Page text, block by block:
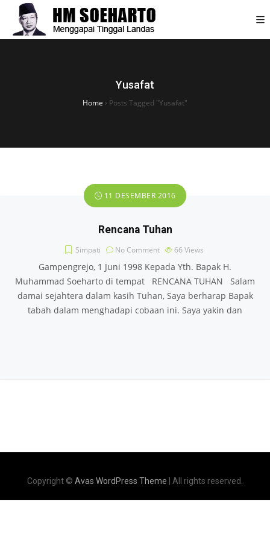
Yusafat
Home › Posts Tagged "Yusafat"
11 DESEMBER 2016
Rencana Tuhan
Simpati No Comment 66 Views
Gampengrejo, 1 Juni 1998 Kepada Yth. Bapak H.
Muhammad Soeharto di tempat RENCANA TUHAN Salam
damai sejahtera dalam kasih Tuhan, Saya berharap Bapak
tabah dalam menghadapi cobaan ini. Saya yakin dan
Copyright © Avas WordPress Theme | All rights reserved.